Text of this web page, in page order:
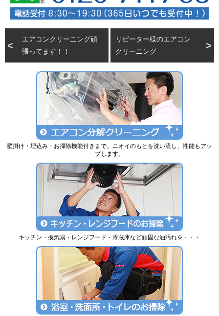
エアコンクリーニング頑
張ってます！！
リピーター様のエアコン
クリーニング
壁掛け・埋込み・お掃除機能付きまで。ニオイのもとを洗い流し、性能もアッ
プします。
キッチン・換気扇・レンジフード・冷蔵庫など頑固な油汚れを・・・